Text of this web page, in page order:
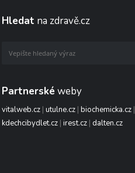
Hledat na zdravě.cz
Partnerské weby
vitalweb.cz| utulne.cz| biochemicka.cz|
kdechcibydlet.cz| irest.cz| dalten.cz